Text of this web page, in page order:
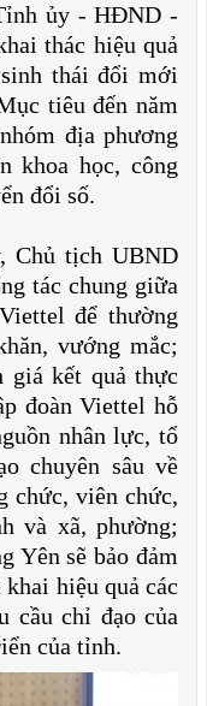
ủy - HĐND -
thác hiệu quả
thái đổi mới
tiêu đến năm
địa phương
khoa học, công
đổi số.
Chủ tịch UBND
tác chung giữa
để thường
vướng mắc;
giá kết quả thực
đoàn Viettel hỗ
nhân lực, tổ
chuyên sâu về
chức, viên chức,
và xã, phường;
Yên sẽ bảo đảm
hiệu quả các
cầu chỉ đạo của
của tỉnh.